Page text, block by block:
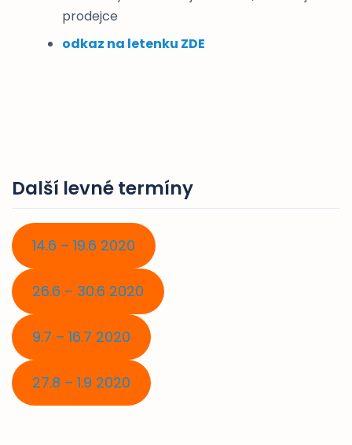
prodejce
odkaz na letenku ZDE
Další levné termíny
14.6 – 19.6 2020
26.6 – 30.6 2020
9.7 – 16.7 2020
27.8 – 1.9 2020